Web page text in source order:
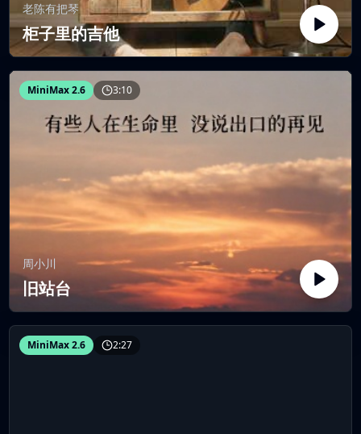
老陈有把琴
柜子里的吉他
MiniMax 2.6 3:10
周小川
旧站台
MiniMax 2.6 2:27